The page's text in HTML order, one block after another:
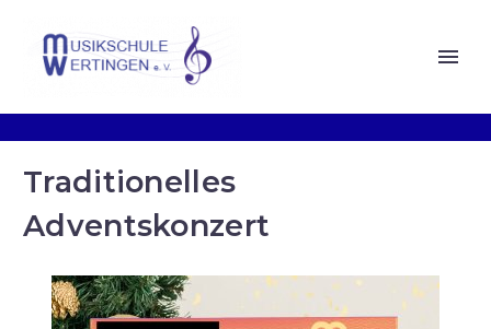
Traditionelles
Adventskonzert